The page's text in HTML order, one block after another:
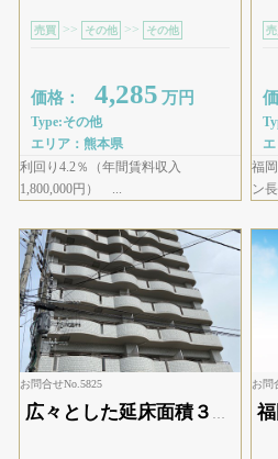
売買 >> その他 >> その他
価格： 4,285 万円
Type:その他
エリア：熊本県
利回り4.2％（年間賃料収入
1,800,000円） ...
福
ン
お問合せNo.5825
広々とした延床面積３２．８㎡で居住スペースにゆとり充分。独身でも新婚でも使える１ＤＫ。実際の空間をご自身で体感ください。
お問